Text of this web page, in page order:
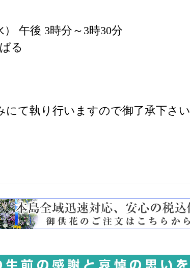
） 午後 3時分～3時30分
る
にて執り行いますので御了承下さい